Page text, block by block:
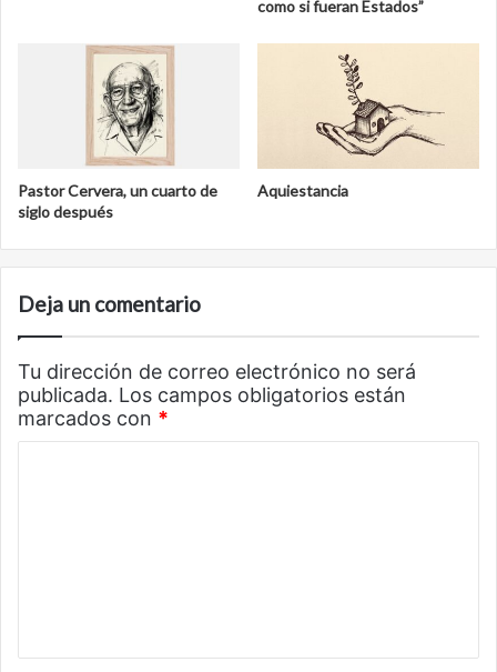
como si fueran Estados”
Pastor Cervera, un cuarto de
siglo después
Aquiestancia
Deja un comentario
Tu dirección de correo electrónico no será
publicada. Los campos obligatorios están
marcados con *
a